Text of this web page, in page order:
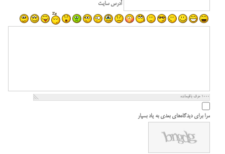
آدرس سایت
1000 حرف باقیمانده
مرا برای دیدگاه‌های بعدی به یاد بسپار